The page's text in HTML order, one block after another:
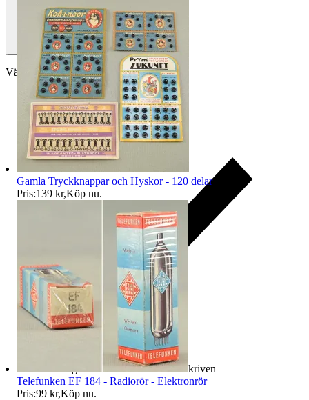
Välj till köparskydd
Ersättning om varan inte är som beskriven
Gamla Tryckknappar och Hyskor - 120 delar
Pris:139 kr,Köp nu.
Telefunken EF 184 - Radiorör - Elektronrör
Pris:99 kr,Köp nu.